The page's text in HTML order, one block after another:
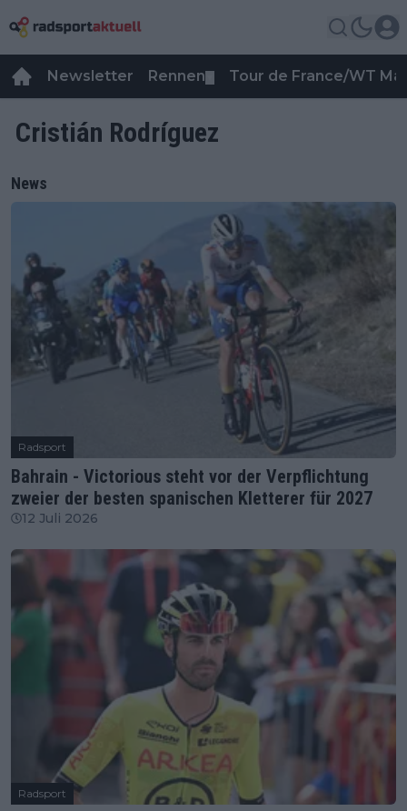
Newsletter Rennen Tour de France/WT
Cristián Rodríguez
News
Radsport
Bahrain - Victorious steht vor der Verpflichtung
zweier der besten spanischen Kletterer für 2027
12 Juli 2026
Radsport